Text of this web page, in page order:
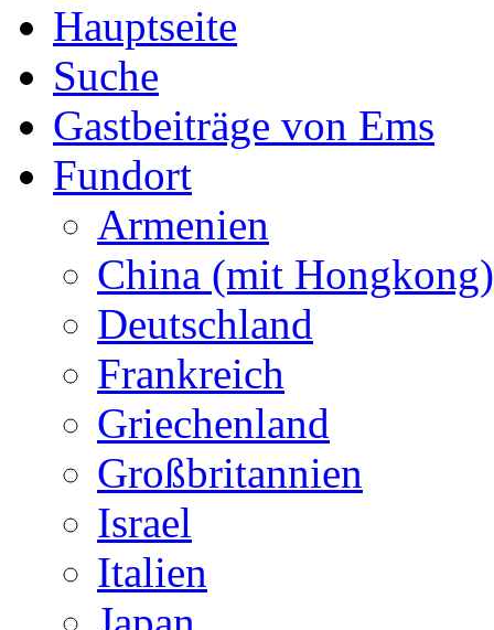
Hauptseite
Suche
Gastbeiträge von Ems
Fundort
Armenien
China (mit Hongkong)
Deutschland
Frankreich
Griechenland
Großbritannien
Israel
Italien